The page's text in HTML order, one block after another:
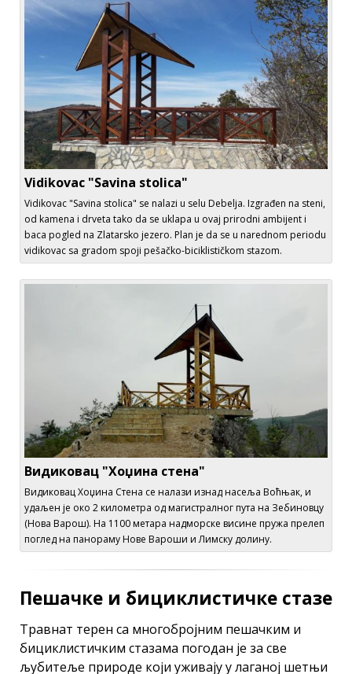
Vidikovac "Savina stolica"
Vidikovac "Savina stolica" se nalazi u selu Debelja. Izgrađen na steni,
od kamena i drveta tako da se uklapa u ovaj prirodni ambijent i
baca pogled na Zlatarsko jezero. Plan je da se u narednom periodu
vidikovac sa gradom spoji pešačko-biciklističkom stazom.
Видиковац "Хоџина стена"
Видиковац Хоџина Стена се налази изнад насеља Воћњак, и
удаљен је око 2 километра од магистралног пута на Зебиновцу
(Нова Варош). На 1100 метара надморске висине пружа прелеп
поглед на панораму Нове Вароши и Лимску долину.
Пешачке и бициклистичке стазе
Травнат терен са многобројним пешачким и
бициклистичким стазама погодан је за све
љубитеље природе који уживају у лаганој шетњи